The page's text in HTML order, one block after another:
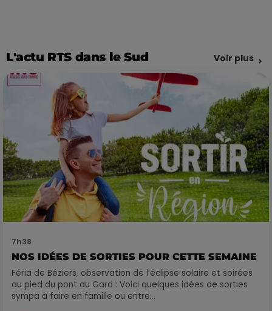
L'actu RTS dans le Sud Voir plus
7h38
NOS IDÉES DE SORTIES POUR CETTE SEMAINE
Féria de Béziers, observation de l’éclipse solaire et soirées
au pied du pont du Gard : Voici quelques idées de sorties
sympa à faire en famille ou entre...